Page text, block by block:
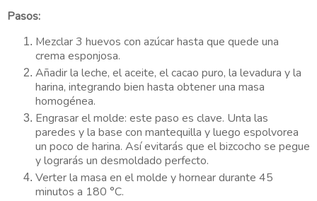
Pasos:
Mezclar3 huevos con azúcar hasta que quede una
crema esponjosa.
Añadirla leche, el aceite, el cacao puro, la levadura y la
harina, integrando bien hasta obtener una masa
homogénea.
Engrasar el molde: este paso es clave. Unta las
paredes y la base con mantequilla y luego espolvorea
un poco de harina. Así evitarás que el bizcocho se pegue
y lograrás un desmoldado perfecto.
Verter la masa en el molde y horneardurante 45
minutos a 180 °C.